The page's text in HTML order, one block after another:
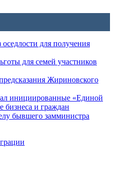
для получения
для семей участников
Жириновского
инициированные «Единой
бизнеса и граждан
бывшего замминистра